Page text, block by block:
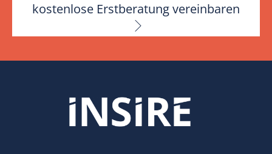
kostenlose Erstberatung vereinbaren